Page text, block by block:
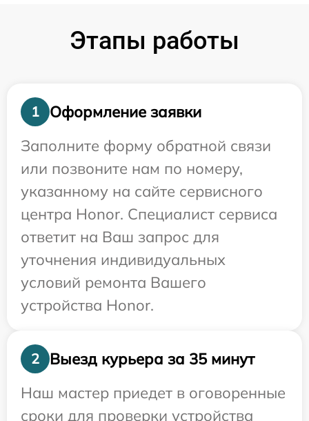
Этапы работы
1
Оформление заявки
Заполните форму обратной связи
или позвоните нам по номеру,
указанному на сайте сервисного
центра Honor. Специалист сервиса
ответит на Ваш запрос для
уточнения индивидуальных
условий ремонта Вашего
устройства Honor.
2
Выезд курьера за 35 минут
Наш мастер приедет в оговоренные
сроки для проверки устройства